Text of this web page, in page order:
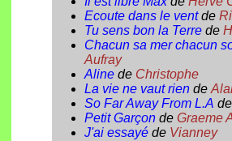
Ecoute dans le vent de
Tu sens bon la Terre de
Chacun sa mer chacun
Aufray
Aline de Christophe
La vie ne vaut rien de
So Far Away From L.A de
Petit Garçon de Graeme
J'ai essayé de Vianney